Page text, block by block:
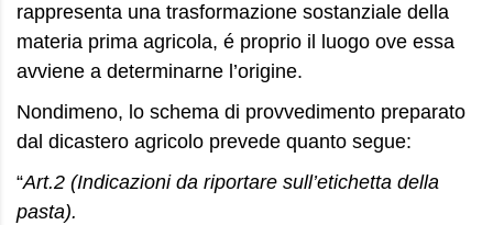
rappresenta una trasformazione sostanziale della
materia prima agricola, é proprio il luogo ove essa
avviene a determinarne l’origine.
Nondimeno, lo schema di provvedimento preparato
dal dicastero agricolo prevede quanto segue:
“Art.2 (Indicazioni da riportare sull’etichetta della
pasta).